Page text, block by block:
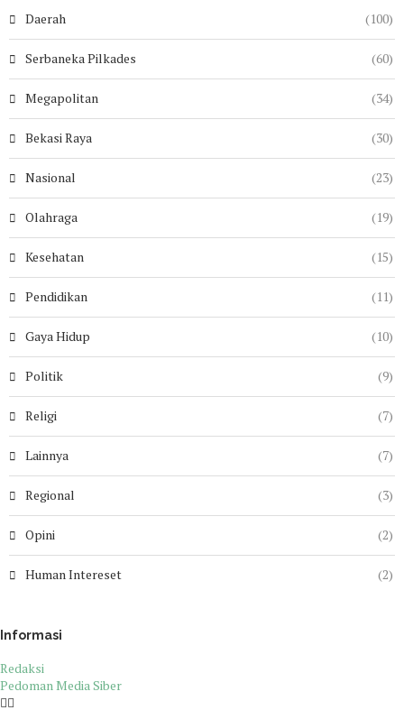
Daerah (100)
Serbaneka Pilkades (60)
Megapolitan (34)
Bekasi Raya (30)
Nasional (23)
Olahraga (19)
Kesehatan (15)
Pendidikan (11)
Gaya Hidup (10)
Politik (9)
Religi (7)
Lainnya (7)
Regional (3)
Opini (2)
Human Intereset (2)
Informasi
Redaksi
Pedoman Media Siber